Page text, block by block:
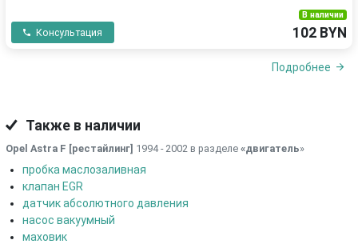
Консультация
В наличии
102 BYN
Подробнее
Также в наличии
Opel Astra F [рестайлинг] 1994 - 2002 в разделе «двигатель»
пробка маслозаливная
клапан EGR
датчик абсолютного давления
насос вакуумный
маховик